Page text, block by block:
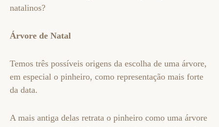
natalinos?
Árvore de Natal
Temos três possíveis origens da escolha de uma árvore,
em especial o pinheiro, como representação mais forte
da data.
A mais antiga delas retrata o pinheiro como uma árvore